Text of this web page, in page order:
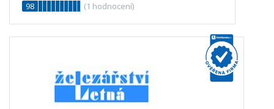
98
(1 hodnocení)